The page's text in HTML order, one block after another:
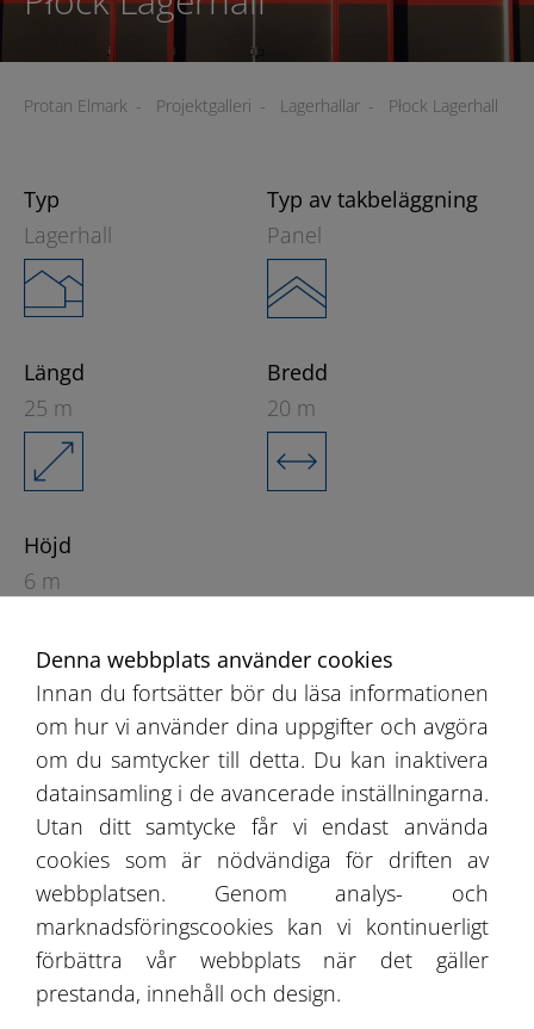
Protan Elmark - Projektgalleri - Lagerhallar - Płock Lagerhall
Typ
Lagerhall
Typ av takbeläggning
Panel
Längd
25 m
Bredd
20 m
Höjd
6 m
Rekommendationsbok
Erbjudande
Projektgalleri
Om Oss
Denna webbplats använder cookies
Innan du fortsätter bör du läsa informationen
om hur vi använder dina uppgifter och avgöra
om du samtycker till detta. Du kan inaktivera
datainsamling i de avancerade inställningarna.
Utan ditt samtycke får vi endast använda
cookies som är nödvändiga för driften av
webbplatsen. Genom analys- och
marknadsföringscookies kan vi kontinuerligt
förbättra vår webbplats när det gäller
prestanda, innehåll och design.